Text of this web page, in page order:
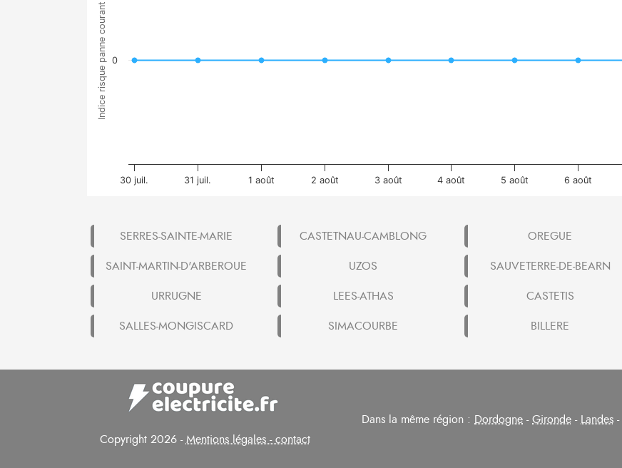
Indice risque panne courant
30 juil. 31 juil. 1 août 2 août 3 août 4 août 5 août 6 août
0
SERRES-SAINTE-MARIE CASTETNAU-CAMBLONG OREGUE
SAINT-MARTIN-D'ARBEROUE
UZOS SAUVETERRE-DE-BEARN
URRUGNE
LEES-ATHAS CASTETIS
SALLES-MONGISCARD
SIMACOURBE BILLERE
Copyright 2026 -Mentions légales - contact
Dans la même région : Dordogne -Gironde -Landes -